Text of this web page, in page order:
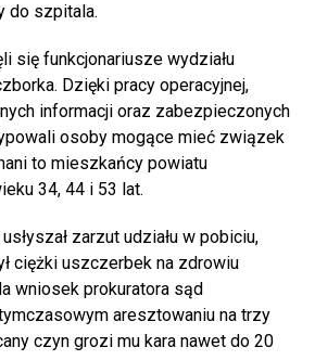
do szpitala.
się funkcjonariusze wydziału
Dzięki pracy operacyjnej,
informacji oraz zabezpieczonych
osoby mogące mieć związek
to mieszkańcy powiatu
34, 44 i 53 lat.
zarzut udziału w pobiciu,
ciężki uszczerbek na zdrowiu
wniosek prokuratora sąd
aresztowaniu na trzy
czyn grozi mu kara nawet do 20